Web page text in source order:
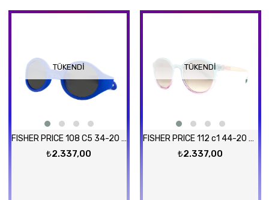
TÜKENDI
FISHER PRICE 108 C5 34-20 Güneş Gözlüğü
₺2.337,00
TÜKENDI
FISHER PRICE 112 c1 44-20 Güneş Gözlüğü
₺2.337,00